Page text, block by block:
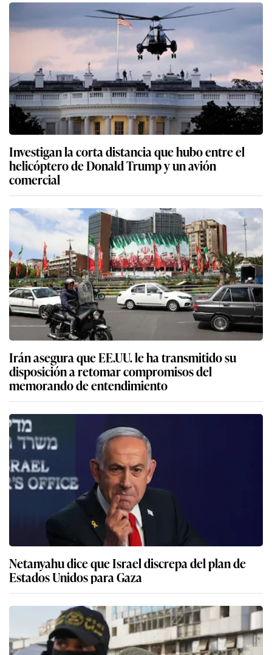
Investigan la corta distancia que hubo entre el
helicóptero de Donald Trump y un avión
comercial
Irán asegura que EE.UU. le ha transmitido su
disposición a retomar compromisos del
memorando de entendimiento
Netanyahu dice que Israel discrepa del plan de
Estados Unidos para Gaza